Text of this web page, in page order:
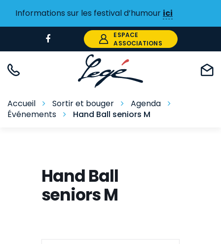
Informations sur les festival d’humour ici
vers
Facebook
ESPACE
ASSOCIATIONS
Accueil Sortir et bouger
Agenda
Événements
Hand Ball seniors M
Hand Ball
seniors M